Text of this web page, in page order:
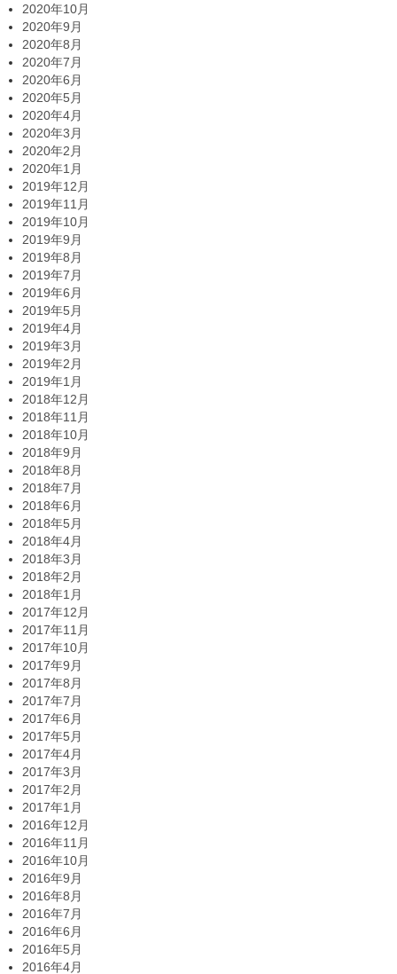
2020年10月
2020年9月
2020年8月
2020年7月
2020年6月
2020年5月
2020年4月
2020年3月
2020年2月
2020年1月
2019年12月
2019年11月
2019年10月
2019年9月
2019年8月
2019年7月
2019年6月
2019年5月
2019年4月
2019年3月
2019年2月
2019年1月
2018年12月
2018年11月
2018年10月
2018年9月
2018年8月
2018年7月
2018年6月
2018年5月
2018年4月
2018年3月
2018年2月
2018年1月
2017年12月
2017年11月
2017年10月
2017年9月
2017年8月
2017年7月
2017年6月
2017年5月
2017年4月
2017年3月
2017年2月
2017年1月
2016年12月
2016年11月
2016年10月
2016年9月
2016年8月
2016年7月
2016年6月
2016年5月
2016年4月